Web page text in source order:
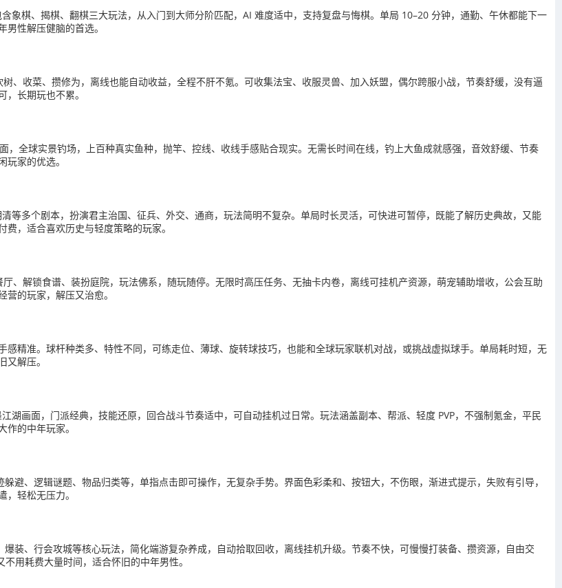
象棋、揭棋、翻棋三大玩法，从入门到大师分阶匹配，AI 难度适中，支持复盘与悔棋。单局 10–20 分钟，通勤、午休都能下一
性解压健脑的首选。
、收菜、攒修为，离线也能自动收益，全程不肝不氪。可收集法宝、收服灵兽、加入妖盟，偶尔跨服小战，节奏舒缓，没有逼
长期玩也不累。
全球实景钓场，上百种真实鱼种，抛竿、控线、收线手感贴合现实。无需长时间在线，钓上大鱼成就感强，音效舒缓、节奏
家的优选。
等多个剧本，扮演君主治国、征兵、外交、通商，玩法简明不复杂。单局时长灵活，可快进可暂停，既能了解历史典故，又能
，适合喜欢历史与轻度策略的玩家。
、解锁食谱、装扮庭院，玩法佛系，随玩随停。无限时高压任务、无抽卡内卷，离线可挂机产资源，萌宠辅助增收，公会互助
的玩家，解压又治愈。
精准。球杆种类多、特性不同，可练走位、薄球、旋转球技巧，也能和全球玩家联机对战，或挑战虚拟球手。单局耗时短，无
解压。
湖画面，门派经典，技能还原，回合战斗节奏适中，可自动挂机过日常。玩法涵盖副本、帮派、轻度 PVP，不强制氪金，平民
的中年玩家。
避、逻辑谜题、物品归类等，单指点击即可操作，无复杂手势。界面色彩柔和、按钮大，不伤眼，渐进式提示，失败有引导，
轻松无压力。
装、行会攻城等核心玩法，简化端游复杂养成，自动拾取回收，离线挂机升级。节奏不快，可慢慢打装备、攒资源，自由交
用耗费大量时间，适合怀旧的中年男性。